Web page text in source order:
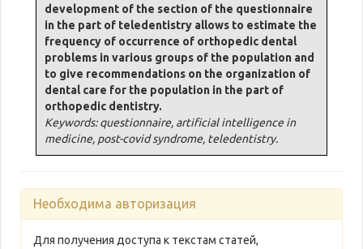
development of the section of the questionnaire
in the part of teledentistry allows to estimate the
frequency of occurrence of orthopedic dental
problems in various groups of the population and
to give recommendations on the organization of
dental care for the population in the part of
orthopedic dentistry.
Keywords: questionnaire, artificial intelligence in
medicine, post-covid syndrome, teledentistry.
Необходима авторизация
Для получения доступа к текстам статей,